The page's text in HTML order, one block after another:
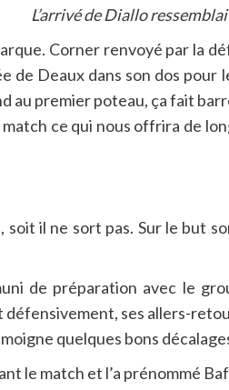
L’arrivé de Diallo
Corner renvoyé par
de Deaux dans son dos
au premier poteau, ça fait
ce qui nous offrira de
il ne sort pas. Sur le but
de préparation avec le
ses allers-
quelques bons
le match et l’a prénommé